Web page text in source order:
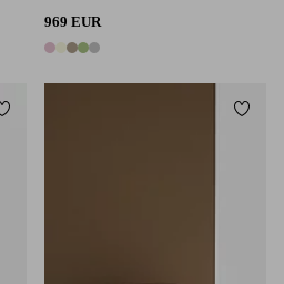
969 EUR
5 Farben
Zu Favoriten hinzufügen Zu